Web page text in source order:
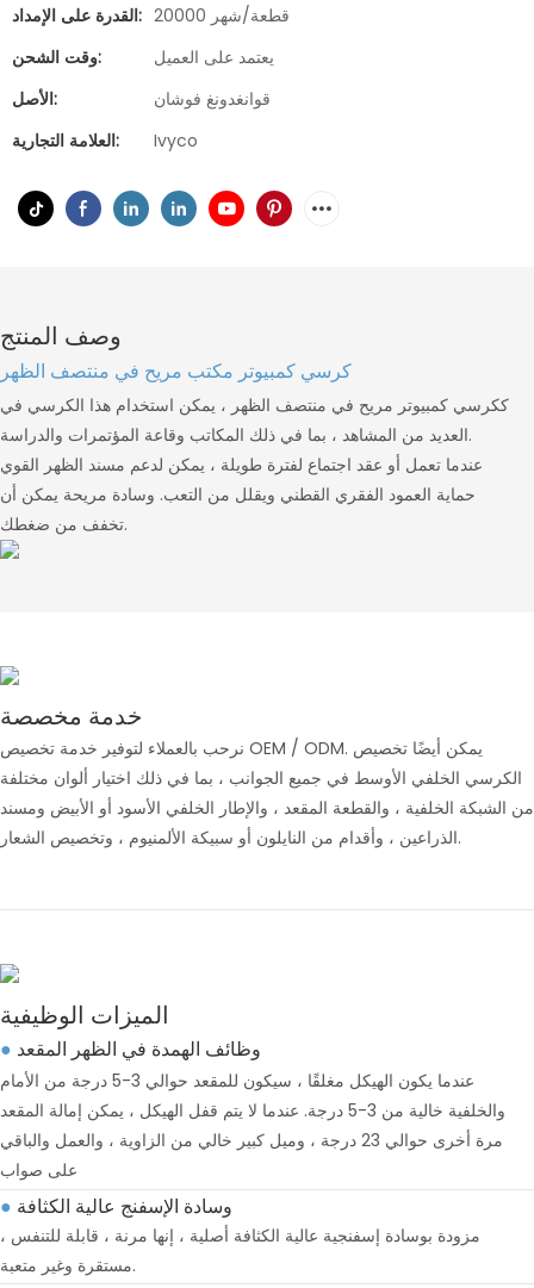
القدرة على الإمداد:
20000 قطعة/شهر
وقت الشحن:
يعتمد على العميل
الأصل:
قوانغدونغ فوشان
العلامة التجارية:
Ivyco
وصف المنتج
كرسي كمبيوتر مكتب مريح في منتصف الظهر
ككرسي كمبيوتر مريح في منتصف الظهر ، يمكن استخدام هذا الكرسي في
العديد من المشاهد ، بما في ذلك المكاتب وقاعة المؤتمرات والدراسة.
عندما تعمل أو عقد اجتماع لفترة طويلة ، يمكن لدعم مسند الظهر القوي
حماية العمود الفقري القطني ويقلل من التعب. وسادة مريحة يمكن أن
تخفف من ضغطك.
خدمة مخصصة
نرحب بالعملاء لتوفير خدمة تخصيص OEM / ODM. يمكن أيضًا تخصيص
الكرسي الخلفي الأوسط في جميع الجوانب ، بما في ذلك اختيار ألوان مختلفة
من الشبكة الخلفية ، والقطعة المقعد ، والإطار الخلفي الأسود أو الأبيض ومسند
الذراعين ، وأقدام من النايلون أو سبيكة الألمنيوم ، وتخصيص الشعار.
الميزات الوظيفية
● وظائف الهمدة في الظهر المقعد
عندما يكون الهيكل مغلقًا ، سيكون للمقعد حوالي 3-5 درجة من الأمام
والخلفية خالية من 3-5 درجة. عندما لا يتم قفل الهيكل ، يمكن إمالة المقعد
مرة أخرى حوالي 23 درجة ، وميل كبير خالي من الزاوية ، والعمل والباقي
على صواب
● وسادة الإسفنج عالية الكثافة
مزودة بوسادة إسفنجية عالية الكثافة أصلية ، إنها مرنة ، قابلة للتنفس ،
مستقرة وغير متعبة.